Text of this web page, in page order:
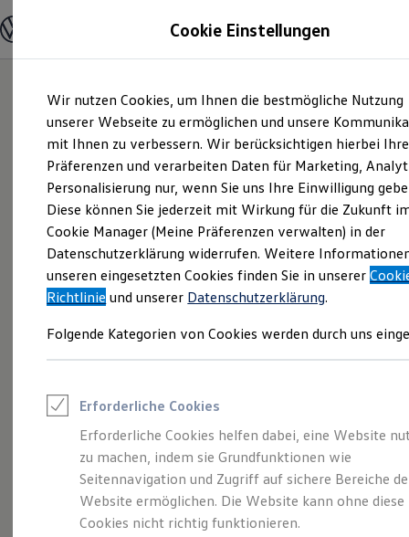
Hauptinhalt
springen
Footer
springen
Modelle und Konfigurator
Modelle vergleichen
Elektroautos
ENERGY Sondermodelle
Nutzfahrzeuge
SUV und CUV
Familienautos
Kombis
Kompaktwagen
Sportwagen
Schnell verfügbare Fahrzeuge
Angebote und Produkte
Aktuelle Angebote
E-Auto-Förderung
Volkswagen Marktplatz
Junge Gebrauchtwagen und Gebrauchtwagen
Saisonangebote
Leasing
Leasing-Angebote
Gebrauchtwagen Leasing
Junge Gebrauchtwagen-Leasing
Elektroauto Leasing
Kleinwagen-Leasing
Leasing ohne Anzahlung
Der T-Roc
Cookie Einstellungen
Wir nutzen Cookies, um Ihnen die bestmögliche Nutzung
unserer Webseite zu ermöglichen und unsere
mit Ihnen zu verbessern. Wir berücksichtigen hierbei Ihre
Präferenzen und verarbeiten Daten für Marketing,
Personalisierung nur, wenn Sie uns Ihre Einwilligung
Diese können Sie jederzeit mit Wirkung für die Zukunft
Cookie Manager (Meine Präferenzen verwalten) in der
Datenschutzerklärung widerrufen. Weitere
unseren eingesetzten Cookies finden Sie in unserer
Richtlinie und unserer Datenschutzerklärung.
Folgende Kategorien von Cookies werden durch uns
Erforderliche Cookies
Erforderliche Cookies helfen dabei, eine Website
zu machen, indem sie Grundfunktionen wie
Seitennavigation und Zugriff auf sichere Bereiche
Website ermöglichen. Die Website kann ohne diese
Cookies nicht richtig funktionieren.